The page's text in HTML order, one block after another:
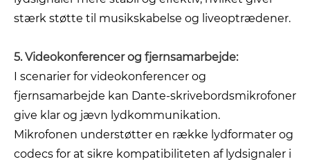
stærk støtte til musikskabelse og liveoptrædener.
5. Videokonferencer og fjernsamarbejde:
I scenarier for videokonferencer og
fjernsamarbejde kan Dante-skrivebordsmikrofoner
give klar og jævn lydkommunikation.
Mikrofonen understøtter en række lydformater og
codecs for at sikre kompatibiliteten af ​​lydsignaler i